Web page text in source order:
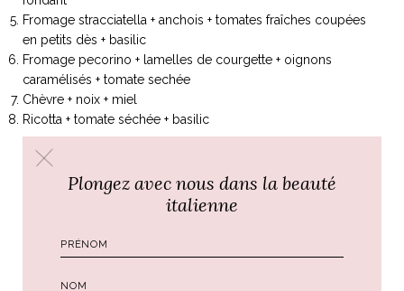
Fromage stracciatella + anchois + tomates fraîches coupées
en petits dès + basilic
Fromage pecorino + lamelles de courgette + oignons
caramélisés + tomate sechée
Chèvre + noix + miel
Ricotta + tomate séchée + basilic
Buona serata amici !
Facebook,Instagramet
Plongez avec nous dans la beauté
italienne